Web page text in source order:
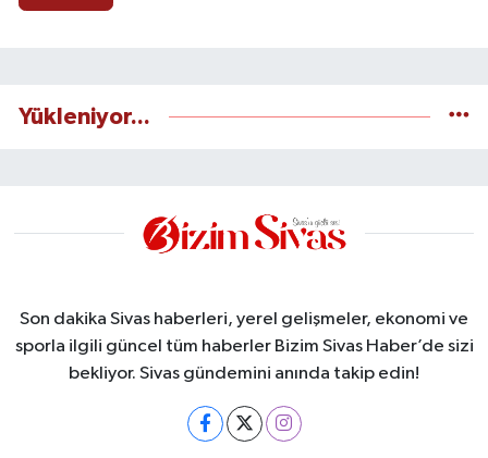
Yükleniyor...
Son dakika Sivas haberleri, yerel gelişmeler, ekonomi ve
sporla ilgili güncel tüm haberler Bizim Sivas Haber’de sizi
bekliyor. Sivas gündemini anında takip edin!